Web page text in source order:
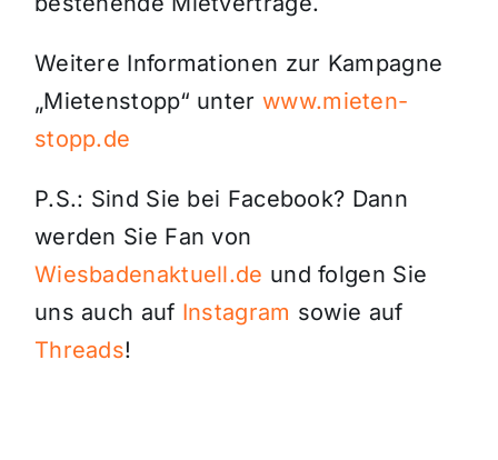
Weitere Informationen zur Kampagne
„Mietenstopp“ unter www.mieten-
stopp.de
P.S.: Sind Sie bei Facebook? Dann
werden Sie Fan von
Wiesbadenaktuell.de und folgen Sie
uns auch auf Instagram sowie auf
Threads!